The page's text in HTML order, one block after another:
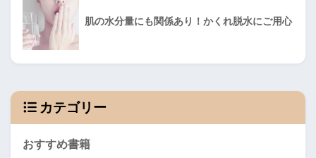
肌の水分量にも関係あり！かくれ脱水にご用心
カテゴリー
おすすめ書籍